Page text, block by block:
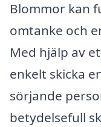
Blommor kan
omtanke och
Med hjälp av
enkelt skicka
sörjande
betydelsefull